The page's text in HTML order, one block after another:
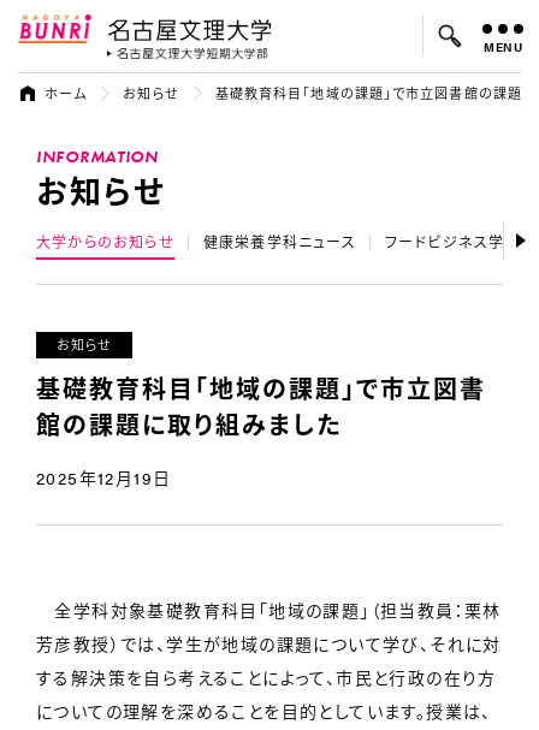
名古屋文理大学 名古屋文理大
よく検索されているキーワード：
MENU
ホーム お知らせ 基礎教育科目「地域の課題」で市立図書館の課題
INFORMATION
お知らせ
大学からのお知らせ 健康栄養学科ニュース フードビジネス学科ニ
お知らせ
基礎教育科目「地域の課題」で市立図書
館の課題に取り組みました
2025年12月19日
全学科対象基礎教育科目「地域の課題」（担当教員：栗林
芳彦教授）では、学生が地域の課題について学び、それに対
する解決策を自ら考えることによって、市民と行政の在り方
についての理解を深めることを目的としています。授業は、